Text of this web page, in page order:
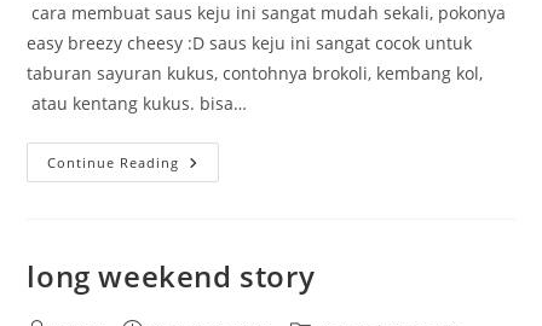
cara membuat saus keju ini sangat mudah sekali, pokonya
easy breezy cheesy :D saus keju ini sangat cocok untuk
taburan sayuran kukus, contohnya brokoli, kembang kol,
atau kentang kukus. bisa…
Continue Reading Saus
Keju
long weekend story